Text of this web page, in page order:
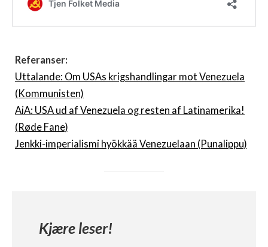
Referanser:
Uttalande: Om USAs krigshandlingar mot Venezuela
(Kommunisten)
AiA: USA ud af Venezuela og resten af Latinamerika!
(Røde Fane)
Jenkki-imperialismi hyökkää Venezuelaan (Punalippu)
Kjære leser!